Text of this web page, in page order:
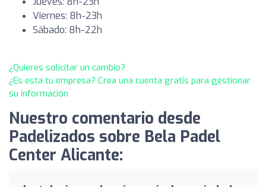
Viernes: 8h-23h
Sábado: 8h-22h
¿Quieres solicitar un cambio?
¿Es esta tu empresa? Crea una cuenta gratis para gestionar
su información
Nuestro comentario desde
Padelizados sobre Bela Padel
Center Alicante: